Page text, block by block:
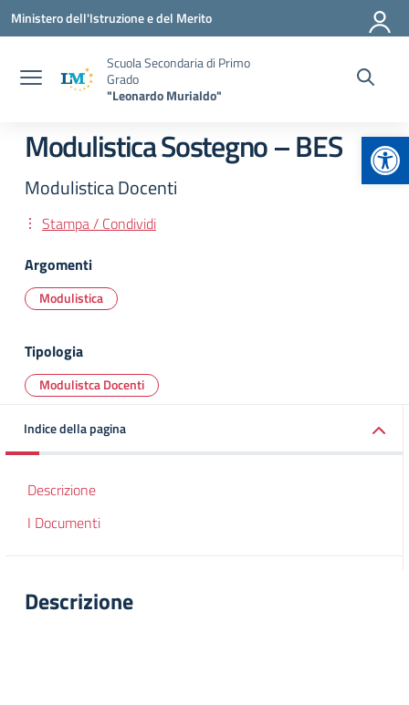
Vai ai contenuti
Vai al menu di navigazione
Vai al footer
Ministero dell'Istruzione e del Merito
Scuola Secondaria di Primo
Grado
"Leonardo Murialdo"
Modulistica Sostegno – BES
Modulistica Docenti
Stampa / Condividi
Argomenti
Modulistica
Tipologia
Modulistca Docenti
Indice della pagina
Descrizione
I Documenti
Descrizione